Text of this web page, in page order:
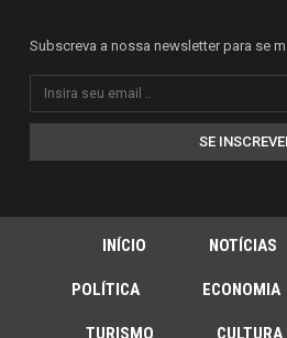
Subscreva a nossa newsletter para se
SE
INÍCIO NOTÍCIAS
POLÍTICA ECONOMIA
TURISMO CULTURA